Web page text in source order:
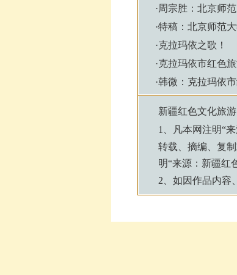
·周宗胜：北京师
·特稿：北京师范
·克拉玛依之歌！
·克拉玛依市红色
·韩微：克拉玛依
新疆红色文化旅游
1、凡本网注明“来
转载、摘编、复
明“来源： 新疆红
2、如因作品内容